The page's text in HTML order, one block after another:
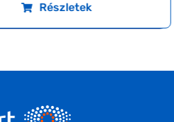
Részletek